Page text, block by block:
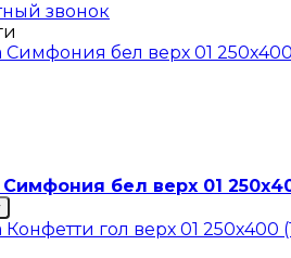
звонок
бел верх 01